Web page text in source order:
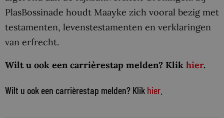
PlasBossinade houdt Maayke zich vooral bezig met
testamenten, levenstestamenten en verklaringen
van erfrecht.
Wilt u ook een carrièrestap melden? Klik hier.
Wilt u ook een carrièrestap melden? Klik hier